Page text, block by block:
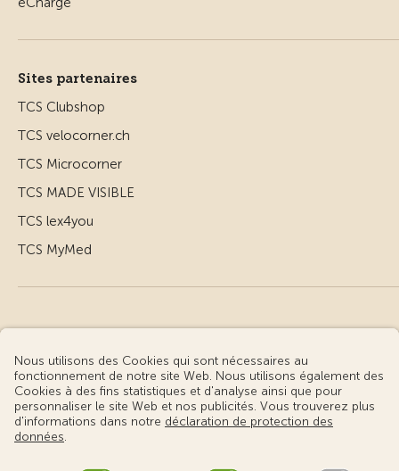
Sites partenaires
TCS Clubshop
TCS velocorner.ch
TCS Microcorner
TCS MADE VISIBLE
TCS lex4you
TCS MyMed